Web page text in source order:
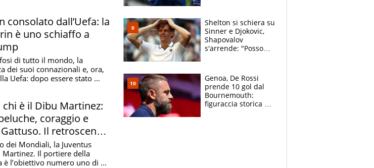
consolato dall’Uefa: la
è uno schiaffo a
di tutto il mondo, la
dei suoi connazionali e, ora,
Uefa: dopo essere stato ...
chi è il Dibu Martinez:
coraggio e
Il retroscena
dei Mondiali, la Juventus
Martinez. Il portiere della
è l’obiettivo numero uno di ...
Shelton si schiera su
Sinner e Djokovic,
Shapovalov
s'arrende: "Posso
Genoa, De Rossi
prende 10 gol dal
Bournemouth:
figuraccia storica ed